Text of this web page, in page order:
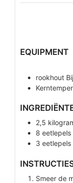
EQUIPMENT
rookhout
2,5
8 eetlepels
3 eetlepels
Smeer de